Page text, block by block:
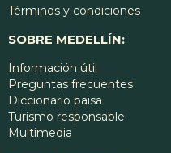
Términos y condiciones
SOBRE MEDELLÍN:
Información útil
Preguntas frecuentes
Diccionario paisa
Turismo responsable
Multimedia